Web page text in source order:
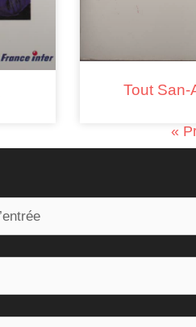
Tout San-
«